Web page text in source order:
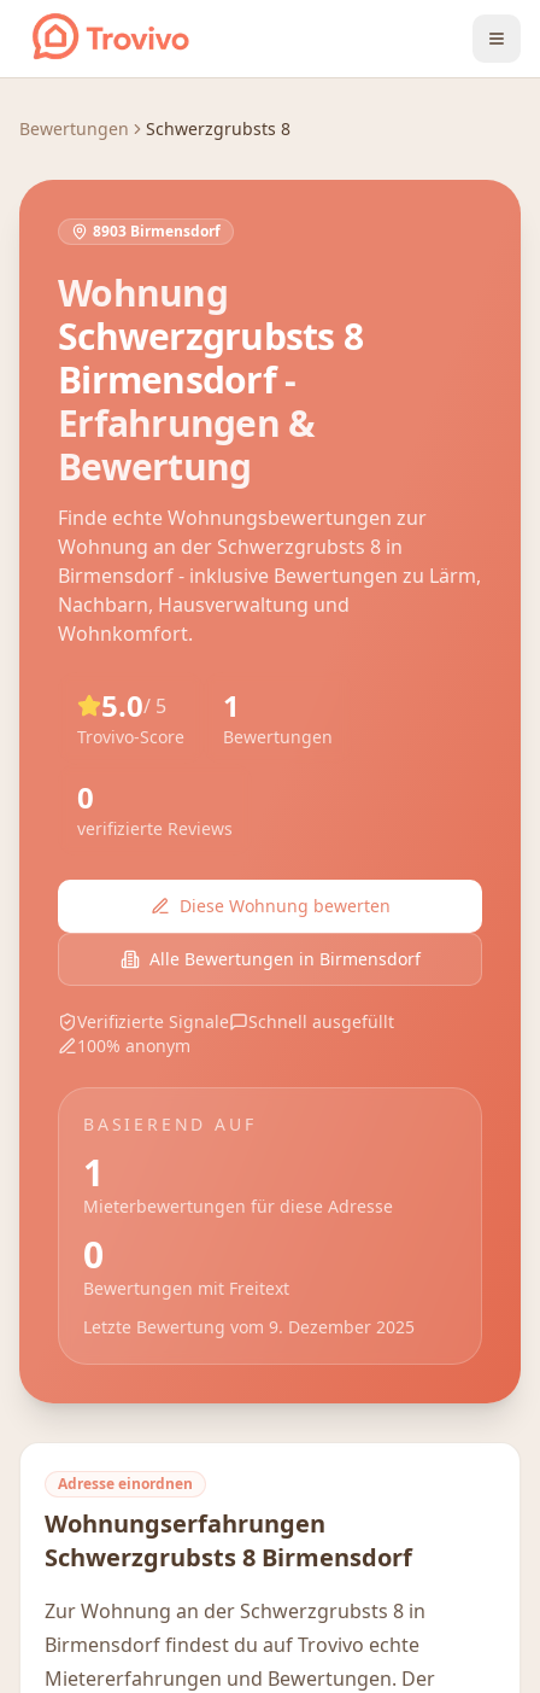
Zum Inhalt springen
Bewertungen Schwerzgrubsts 8
8903 Birmensdorf
Wohnung
Schwerzgrubsts 8
Birmensdorf-
Erfahrungen &
Bewertung
Finde echte Wohnungsbewertungen zur
Wohnung an der Schwerzgrubsts 8 in
Birmensdorf- inklusive Bewertungen zu Lärm,
Nachbarn, Hausverwaltung und
Wohnkomfort.
5.0/ 5
Trovivo-Score
1
Bewertungen
0
verifizierte Reviews
Diese Wohnung bewerten
Alle Bewertungen in Birmensdorf
Verifizierte Signale
Schnell ausgefüllt
100% anonym
BASIEREND AUF
1
Mieterbewertungen für diese Adresse
0
Bewertungen mit Freitext
Letzte Bewertung vom 9. Dezember 2025
Adresse einordnen
Wohnungserfahrungen
Schwerzgrubsts 8 Birmensdorf
Zur Wohnung an der Schwerzgrubsts 8 in
Birmensdorf findest du auf Trovivo echte
Mietererfahrungen und Bewertungen. Der